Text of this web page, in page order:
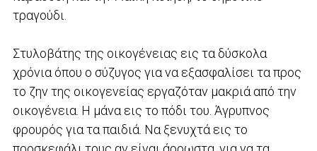
τραγούδι.
Στυλοβάτης της οικογένειας εις τα δύσκολα
χρόνια όπου ο σύζυγος για να εξασφαλίσει τα προς
το ζην της οικογενείας εργαζόταν μακριά από την
οικογένεια. Η μάνα εις το πόδι του. Άγρυπνος
φρουρός για τα παιδιά. Να ξενυχτά εις το